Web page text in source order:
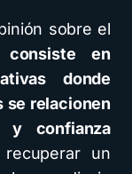
sobre el
consiste en
donde
se relacionen
y confianza
un